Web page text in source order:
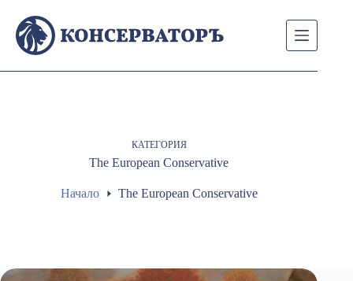
content
КАТЕГОРИЯ
The European Conservative
Начало The European Conservative